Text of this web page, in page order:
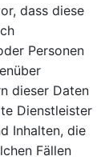
dass diese
Personen
dieser Daten
Dienstleister
Inhalten, die
Fällen